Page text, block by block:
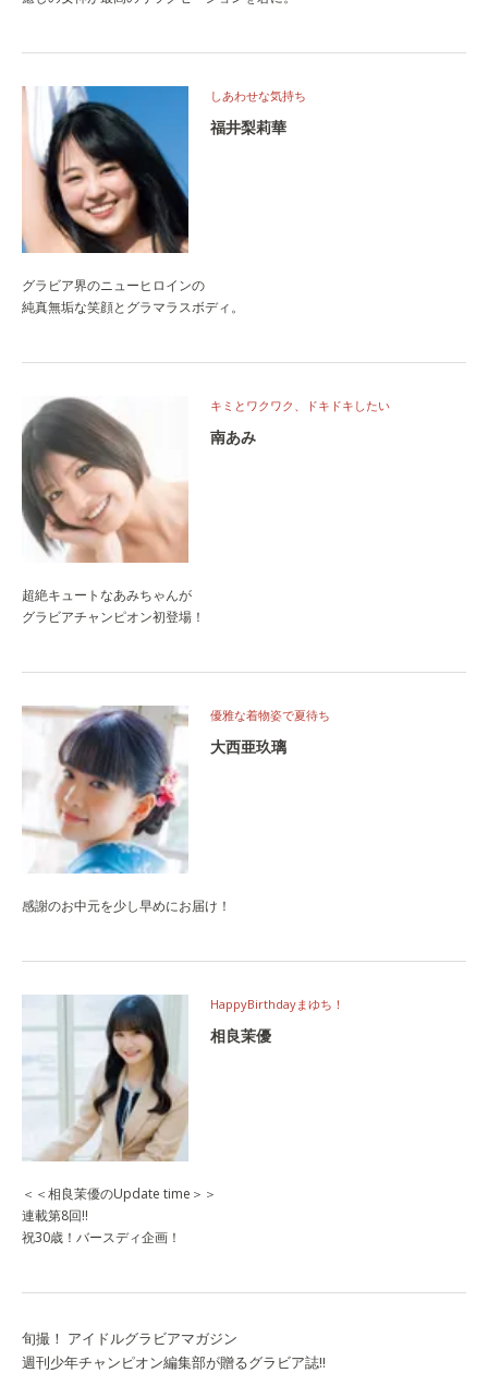
しあわせな気持ち
福井梨莉華
グラビア界のニューヒロインの
純真無垢な笑顔とグラマラスボディ。
キミとワクワク、ドキドキしたい
南あみ
超絶キュートなあみちゃんが
グラビアチャンピオン初登場！
優雅な着物姿で夏待ち
大西亜玖璃
感謝のお中元を少し早めにお届け！
HappyBirthdayまゆち！
相良茉優
＜＜相良茉優のUpdate time＞＞
連載第8回‼
祝30歳！バースディ企画！
旬撮！ アイドルグラビアマガジン
週刊少年チャンピオン編集部が贈るグラビア誌!!